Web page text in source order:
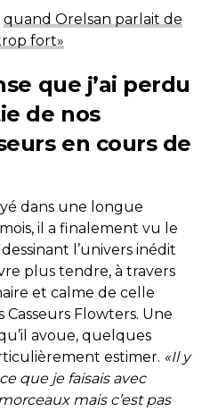
quand Orelsan parlait de
fort»
que j’ai perdu
de nos
en cours de
dans une longue
il a finalement vu le
l’univers inédit
plus tendre, à travers
et calme de celle
Flowters. Une
avoue, quelques
estimer. «Il y
que je faisais avec
mais c’est pas